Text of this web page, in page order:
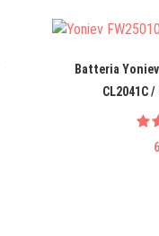
Batteria Yoniev
CL2041C /